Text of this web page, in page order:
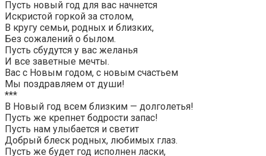
Пусть новый год для вас начнется
Искристой горкой за столом,
В кругу семьи, родных и близких,
Без сожалений о былом.
Пусть сбудутся у вас желанья
И все заветные мечты.
Вас с Новым годом, с новым счастьем
Мы поздравляем от души!
***
В Новый год всем близким — долголетья!
Пусть же крепнет бодрости запас!
Пусть нам улыбается и светит
Добрый блеск родных, любимых глаз.
Пусть же будет год исполнен ласки,